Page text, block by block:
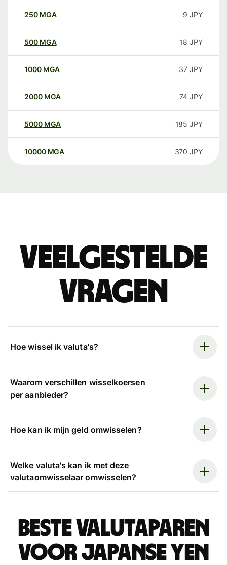
250 MGA 9 JPY
500 MGA 18 JPY
1000 MGA 37 JPY
2000 MGA 74 JPY
5000 MGA 185 JPY
10000 MGA 370 JPY
Veelgestelde
vragen
Hoe wissel ik valuta's?
Waarom verschillen wisselkoersen
per aanbieder?
Hoe kan ik mijn geld omwisselen?
Welke valuta's kan ik met deze
valutaomwisselaar omwisselen?
Beste valutaparen
voor Japanse yen